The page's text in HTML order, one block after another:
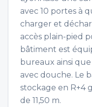
avec 10 portes à
charger et
accès plain-pied
bâtiment est
bureaux ainsi
avec douche. Le
stockage en R+4
de 11,50 m.